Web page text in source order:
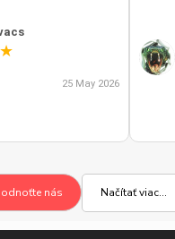
★
25 May 2026
nás Načítať viac...